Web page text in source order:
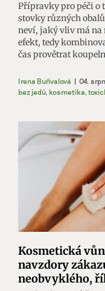
Přípravky pro péči o
stovky různých
neví, jaký vliv má
efekt, tedy
čas provětrat
Irena Buřívalová | 04.
bez jedů, kosmetika,
Kosmetická
navzdory
neobvyklého,